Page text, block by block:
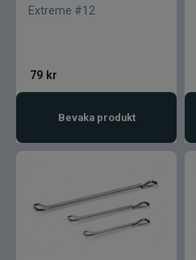
Owner
Patriot
Pinewood
Extreme #12
79 kr
Bevaka produkt